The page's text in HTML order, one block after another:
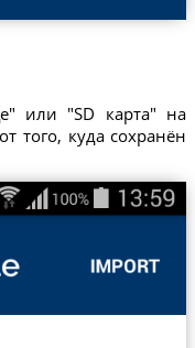
или "SD карта" на
того, куда сохранён